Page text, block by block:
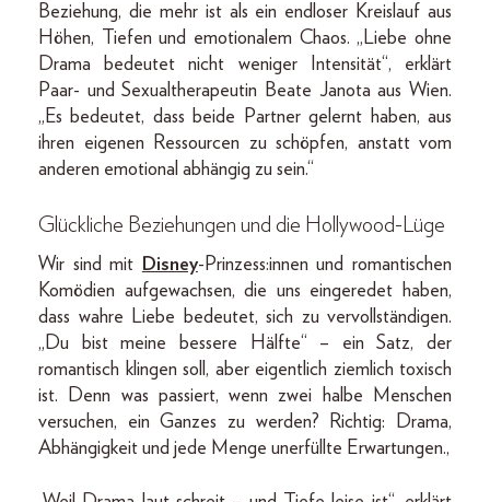
Beziehung, die mehr ist als ein endloser Kreislauf aus
Höhen, Tiefen und emotionalem Chaos. „Liebe ohne
Drama bedeutet nicht weniger Intensität“, erklärt
Paar- und Sexualtherapeutin Beate Janota aus Wien.
„Es bedeutet, dass beide Partner gelernt haben, aus
ihren eigenen Ressourcen zu schöpfen, anstatt vom
anderen emotional abhängig zu sein.“
Glückliche Beziehungen und die Hollywood-Lüge
Wir sind mit Disney-Prinzess:innen und romantischen
Komödien aufgewachsen, die uns eingeredet haben,
dass wahre Liebe bedeutet, sich zu vervollständigen.
„Du bist meine bessere Hälfte“ – ein Satz, der
romantisch klingen soll, aber eigentlich ziemlich toxisch
ist. Denn was passiert, wenn zwei halbe Menschen
versuchen, ein Ganzes zu werden? Richtig: Drama,
Abhängigkeit und jede Menge unerfüllte Erwartungen.,